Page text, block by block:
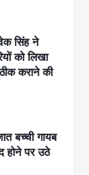
सिंह ने
को लिखा
कराने की
बच्ची गायब
होने पर उठे